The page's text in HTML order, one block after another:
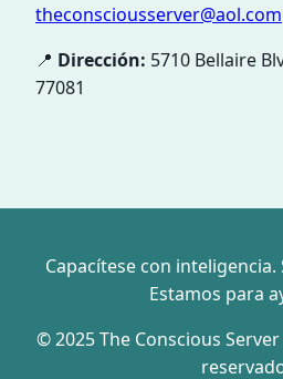
theconsciousserver@aol.com
📍 Dirección: 5710 Bellaire
77081
Capacítese con
Estamos para
© 2025 The Conscious